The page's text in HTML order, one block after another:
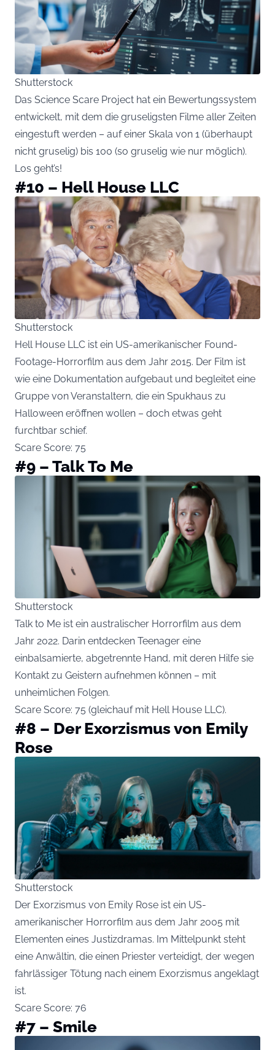
Shutterstock
Das Science Scare Project hat ein Bewertungssystem
entwickelt, mit dem die gruseligsten Filme aller Zeiten
eingestuft werden – auf einer Skala von 1 (überhaupt
nicht gruselig) bis 100 (so gruselig wie nur möglich).
Los geht’s!
#10 – Hell House LLC
Shutterstock
Hell House LLC ist ein US-amerikanischer Found-
Footage-Horrorfilm aus dem Jahr 2015. Der Film ist
wie eine Dokumentation aufgebaut und begleitet eine
Gruppe von Veranstaltern, die ein Spukhaus zu
Halloween eröffnen wollen – doch etwas geht
furchtbar schief.
Scare Score: 75
#9 – Talk To Me
Shutterstock
Talk to Me ist ein australischer Horrorfilm aus dem
Jahr 2022. Darin entdecken Teenager eine
einbalsamierte, abgetrennte Hand, mit deren Hilfe sie
Kontakt zu Geistern aufnehmen können – mit
unheimlichen Folgen.
Scare Score: 75 (gleichauf mit Hell House LLC).
#8 – Der Exorzismus von Emily
Rose
Shutterstock
Der Exorzismus von Emily Rose ist ein US-
amerikanischer Horrorfilm aus dem Jahr 2005 mit
Elementen eines Justizdramas. Im Mittelpunkt steht
eine Anwältin, die einen Priester verteidigt, der wegen
fahrlässiger Tötung nach einem Exorzismus angeklagt
ist.
Scare Score: 76
#7 – Smile